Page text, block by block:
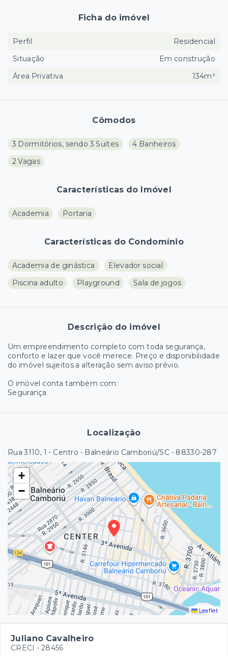
Cômodos
3 Dormitórios, sendo 3 Suítes
4 Banheiros
2 Vagas
Características do Imóvel
Academia Portaria
Características do Condomínio
Academia de ginástica
Elevador social
Piscina adulto
Playground Sala de jogos
Descrição do imóvel
Um empreendimento completo com toda segurança,
conforto e lazer que você merece. Preço e disponibilidade
do imóvel sujeitos a alteração sem aviso prévio.
O imóvel conta também com:
Segurança
Localização
Rua 3110, 1 - Centro - Balneário Camboriú/SC - 88330-287
+
−
Leaflet
Ficha do imóvel
Perfil
Residencial
Situação
Em construção
Área Privativa
134m²
Juliano Cavalheiro
CRECI - 28456